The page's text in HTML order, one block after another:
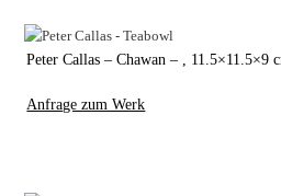
Peter Callas – Chawan – , 11.5×11.5×9
Anfrage zum Werk